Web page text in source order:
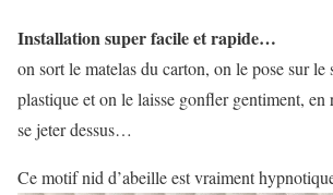
Installation super facile et rapide…
on sort le matelas du carton, on le pose sur
plastique et on le laisse gonfler gentiment, en
se jeter dessus…
Ce motif nid d’abeille est vraiment